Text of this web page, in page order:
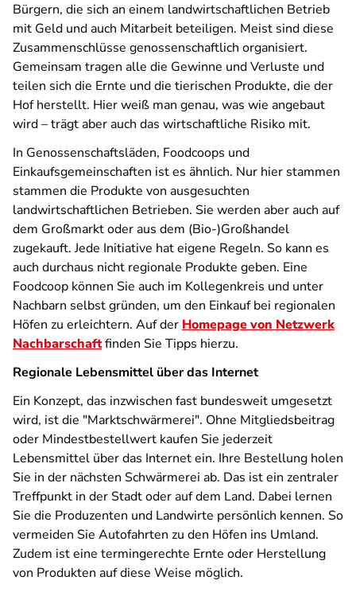
Bürgern, die sich an einem landwirtschaftlichen Betrieb
mit Geld und auch Mitarbeit beteiligen. Meist sind diese
Zusammenschlüsse genossenschaftlich organisiert.
Gemeinsam tragen alle die Gewinne und Verluste und
teilen sich die Ernte und die tierischen Produkte, die der
Hof herstellt. Hier weiß man genau, was wie angebaut
wird – trägt aber auch das wirtschaftliche Risiko mit.
In Genossenschaftsläden, Foodcoops und
Einkaufsgemeinschaften ist es ähnlich. Nur hier stammen
stammen die Produkte von ausgesuchten
landwirtschaftlichen Betrieben. Sie werden aber auch auf
dem Großmarkt oder aus dem (Bio-)Großhandel
zugekauft. Jede Initiative hat eigene Regeln. So kann es
auch durchaus nicht regionale Produkte geben. Eine
Foodcoop können Sie auch im Kollegenkreis und unter
Nachbarn selbst gründen, um den Einkauf bei regionalen
Höfen zu erleichtern. Auf der Homepage von Netzwerk
Nachbarschaftfinden Sie Tipps hierzu.
Regionale Lebensmittel über das Internet
Ein Konzept, das inzwischen fast bundesweit umgesetzt
wird, ist die "Marktschwärmerei". Ohne Mitgliedsbeitrag
oder Mindestbestellwert kaufen Sie jederzeit
Lebensmittel über das Internet ein. Ihre Bestellung holen
Sie in der nächsten Schwärmerei ab. Das ist ein zentraler
Treffpunkt in der Stadt oder auf dem Land. Dabei lernen
Sie die Produzenten und Landwirte persönlich kennen. So
vermeiden Sie Autofahrten zu den Höfen ins Umland.
Zudem ist eine termingerechte Ernte oder Herstellung
von Produkten auf diese Weise möglich.